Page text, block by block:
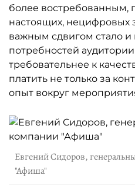
более востребованным,
настоящих, нецифровых
важным сдвигом стало
потребностей
требовательнее к
платить не только за
опыт вокруг
Евгений Сидоров,
"Афиша"